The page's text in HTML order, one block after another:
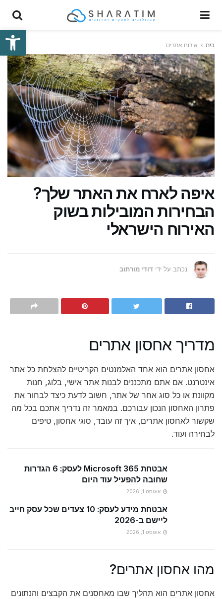
פתח
בית אירוח אתרים
איפה לארח את האתר שלך?
הבחירות המובילות בשוק
האירוח הישראלי
נכתב על ידי דודי מורתוב
מדריך אחסון אתרים
אחסון אתרים הוא אחד האלמנטים הקריטיים להצלחת כל אתר
אינטרנט. אם אתם מתכננים לבנות אתר אישי, בלוג, חנות
מקוונת או כל סוג אחר של אתר, חשוב לדעת כיצד לבחור את
פתרון האחסון הנכון עבורכם. במאמר זה נדריך אתכם בכל מה
שקשור לאחסון אתרים, איך זה עובד, סוגי אחסון, טיפים
לבחירה ועוד.
אבטחת Microsoft 365 לעסק: 6 הגדרות
שחובה להפעיל עוד היום
אוגוסט 1, 2026
אבטחת מידע לעסק: 10 צעדים שכל עסק חייב
ליישם ב-2026
אוגוסט 1, 2026
מהו אחסון אתרים?
אחסון אתרים הוא תהליך שבו מאחסנים את הקבצים והנתונים